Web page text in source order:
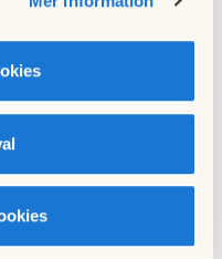
bort lösa föremål i
trapphus och entréer
26 mars 2025